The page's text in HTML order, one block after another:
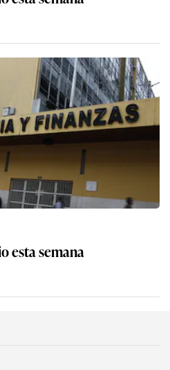
esta semana